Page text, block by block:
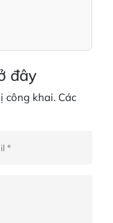
đây
công khai. Các